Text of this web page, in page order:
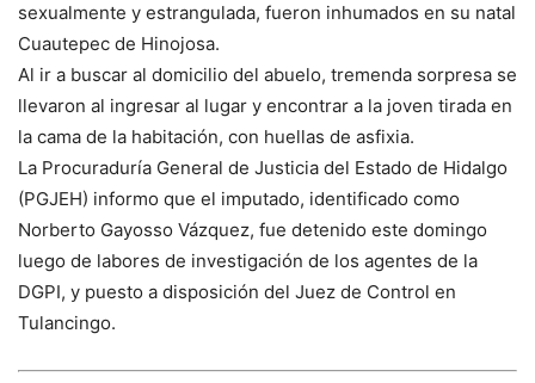
sexualmente y estrangulada, fueron inhumados en su natal
Cuautepec de Hinojosa.
Al ir a buscar al domicilio del abuelo, tremenda sorpresa se
llevaron al ingresar al lugar y encontrar a la joven tirada en
la cama de la habitación, con huellas de asfixia.
La Procuraduría General de Justicia del Estado de Hidalgo
(PGJEH) informo que el imputado, identificado como
Norberto Gayosso Vázquez, fue detenido este domingo
luego de labores de investigación de los agentes de la
DGPI, y puesto a disposición del Juez de Control en
Tulancingo.